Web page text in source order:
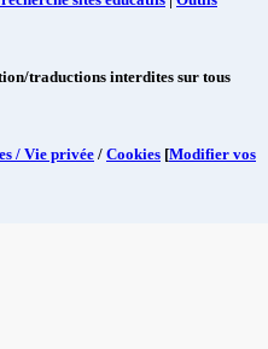
traductions interdites sur tous
/ Vie privée / Cookies [Modifier vos